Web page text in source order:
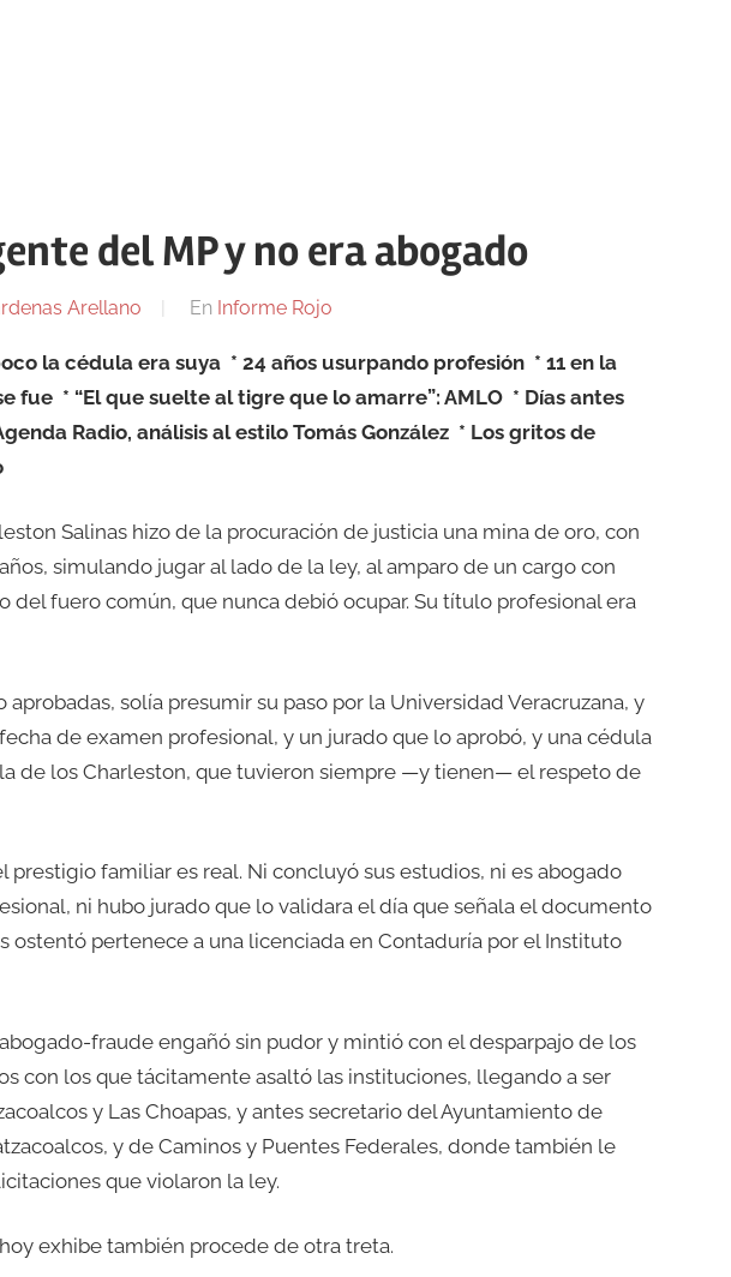
del MP y no era abogado
Arellano En Informe Rojo
la cédula era suya * 24 años usurpando profesión * 11 en la
fue * “El que suelte al tigre que lo amarre”: AMLO * Días antes
Radio, análisis al estilo Tomás González * Los gritos de
Salinas hizo de la procuración de justicia una mina de oro, con
simulando jugar al lado de la ley, al amparo de un cargo con
fuero común, que nunca debió ocupar. Su título profesional era
solía presumir su paso por la Universidad Veracruzana, y
de examen profesional, y un jurado que lo aprobó, y una cédula
de los Charleston, que tuvieron siempre —y tienen— el respeto de
prestigio familiar es real. Ni concluyó sus estudios, ni es abogado
ni hubo jurado que lo validara el día que señala el documento
ostentó pertenece a una licenciada en Contaduría por el Instituto
fraude engañó sin pudor y mintió con el desparpajo de los
con los que tácitamente asaltó las instituciones, llegando a ser
y Las Choapas, y antes secretario del Ayuntamiento de
y de Caminos y Puentes Federales, donde también le
que violaron la ley.
exhibe también procede de otra treta.